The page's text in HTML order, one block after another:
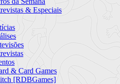
& Especiais
& Card Games
[RDBGames]